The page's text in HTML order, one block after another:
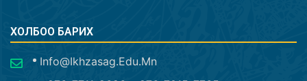
ХОЛБОО БАРИХ
Info@ikhzasag.edu.mn